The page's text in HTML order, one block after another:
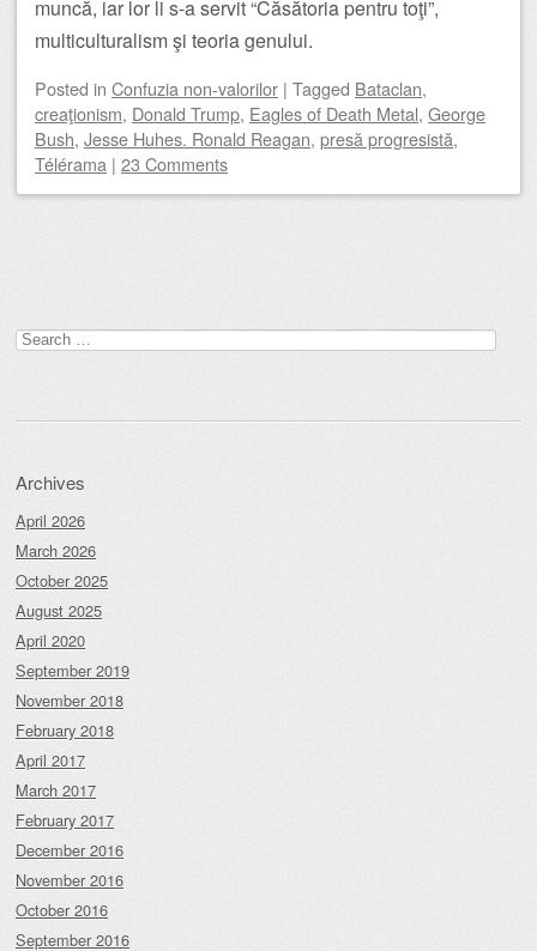
muncă, iar lor li s-a servit “Căsătoria pentru toţi”,
multiculturalism şi teoria genului.
Posted in Confuzia non-valorilor | Tagged Bataclan,
creaţionism, Donald Trump, Eagles of Death Metal, George
Bush, Jesse Huhes. Ronald Reagan, presă progresistă,
Télérama | 23 Comments
Search
for:
Archives
April 2026
March 2026
October 2025
August 2025
April 2020
September 2019
November 2018
February 2018
April 2017
March 2017
February 2017
December 2016
November 2016
October 2016
September 2016